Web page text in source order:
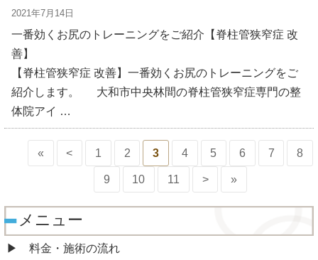
2021年7月14日
一番効くお尻のトレーニングをご紹介【脊柱管狭窄症 改
善】
【脊柱管狭窄症 改善】一番効くお尻のトレーニングをご
紹介します。 大和市中央林間の脊柱管狭窄症専門の整
体院アイ …
« < 1 2 3 4 5 6 7 8
9 10 11 > »
メニュー
料金・施術の流れ